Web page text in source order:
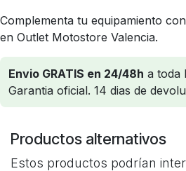
Complementa tu equipamiento
en Outlet Motostore Valencia.
Envio GRATIS en 24/48h a toda
Garantia oficial. 14 dias de
Productos alternativos
Estos productos podrían